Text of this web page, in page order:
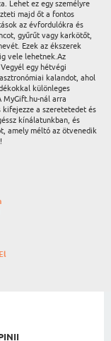
Lehet ez egy személyre
majd őt a fontos
az évfordulókra és
gyűrűt vagy karkötőt,
Ezek az ékszerek
vele lehetnek.Az
egy hétvégi
kalandot, ahol
különleges
nál arra
kifejezze a szeretetedet és
kínálatunkban, és
amely méltó az ötvenedik